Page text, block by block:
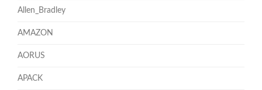
Allen_Bradley
AMAZON
AORUS
APACK